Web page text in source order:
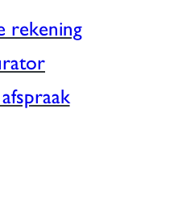
rekening